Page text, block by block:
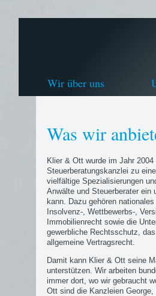
Wir über uns
Was wir
Klier & Ott wurde im Jahr
Steuerberatungskanzlei zu
vielfältige Spezialisierungen
Anwälte und Steuerberater
kann. Dazu gehören
Insolvenz-, Wettbewerbs-,
Immobilienrecht sowie die
gewerbliche Rechtsschutz,
allgemeine Vertragsrecht.
Damit kann Klier & Ott seine
unterstützen. Wir arbeiten
immer dort, wo wir gebraucht
Ott sind die Kanzleien